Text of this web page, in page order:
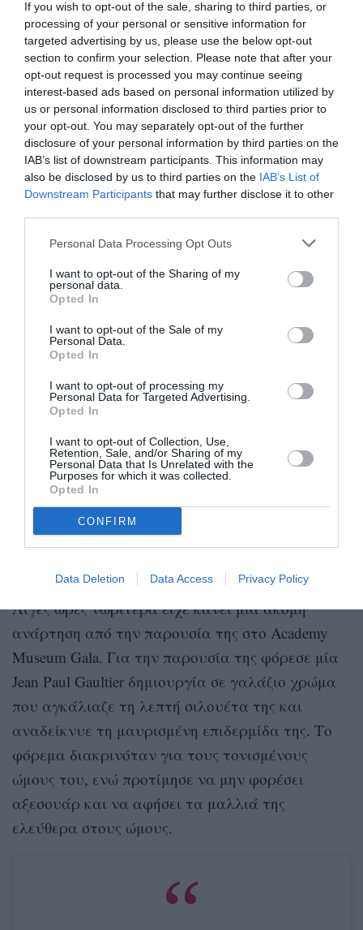
If you wish to opt-out of the sale, sharing to third parties, or
processing of your personal or sensitive information for
targeted advertising by us, please use the below opt-out
section to confirm your selection. Please note that after your
opt-out request is processed you may continue seeing
interest-based ads based on personal information utilized by
us or personal information disclosed to third parties prior to
your opt-out. You may separately opt-out of the further
disclosure of your personal information by third parties on the
IAB’s list of downstream participants. This information may
also be disclosed by us to third parties on the IAB’s List of
Downstream Participants that may further disclose it to other
Personal Data Processing Opt Outs
I want to opt-out of the Sharing of my
personal data.
Opted In
I want to opt-out of the Sale of my
Personal Data.
Opted In
I want to opt-out of processing my
Personal Data for Targeted Advertising.
Opted In
I want to opt-out of Collection, Use,
Retention, Sale, and/or Sharing of my
Personal Data that Is Unrelated with the
Purposes for which it was collected.
Opted In
CONFIRM
Data Deletion Data Access Privacy Policy
Δείτε αυτή τη δημοσίευση στο Instagram.
Η δημοσίευση κοινοποιήθηκε από το χρήστη Emily Ratajkowski (@emrata)
Λίγες ώρες νωρίτερα είχε κάνει μία ακόμη
ανάρτηση από την παρουσία της στο Academy
Museum Gala. Για την παρουσία της φόρεσε μία
Jean Paul Gaultier δημιουργία σε γαλάζιο χρώμα
που αγκάλιαζε τη λεπτή σιλουέτα της και
αναδείκνυε τη μαυρισμένη επιδερμίδα της. Το
φόρεμα διακρινόταν για τους τονισμένους
ώμους του, ενώ προτίμησε να μην φορέσει
αξεσουάρ και να αφήσει τα μαλλιά της
ελεύθερα στους ώμους.